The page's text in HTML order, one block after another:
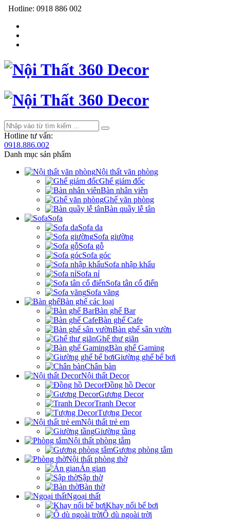
Hotline: 0918 886 002
Hotline tư vấn:
0918.886.002
Danh mục sản phẩm
Nội thất văn phòng
Ghế giám đốc
Bàn nhân viên
Ghế văn phòng
Bàn quầy lễ tân
Sofa
Sofa da
Sofa giường
Sofa gỗ
Sofa góc
Sofa nhập khẩu
Sofa nỉ
Sofa tân cổ điển
Sofa văng
Bàn ghế các loại
Bàn ghế Bar
Bàn ghế Cafe
Bàn ghế sân vườn
Ghế thư giãn
Bàn ghế Gaming
Giường ghế bể bơi
Chân bàn
Nội thất Decor
Đồng hồ Decor
Gương Decor
Tranh Decor
Tượng Decor
Nội thất trẻ em
Giường tầng
Nội thất phòng tắm
Gương phòng tắm
Nội thất phòng thờ
Án gian
Sập thờ
Bàn thờ
Ngoại thất
Khay nổi bể bơi
Ô dù ngoài trời